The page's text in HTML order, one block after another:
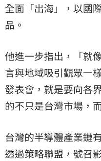
全面「出海」，以國
品。
他進一步指出，「就
言與地域吸引觀眾一
發表會，就是要向
的不只是台灣市場，
台灣的半導體產業鏈
透過策略聯盟，號召